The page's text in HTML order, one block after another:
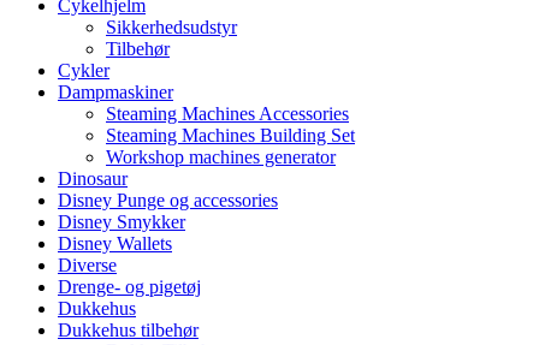
Cykelhjelm
Sikkerhedsudstyr
Tilbehør
Cykler
Dampmaskiner
Steaming Machines Accessories
Steaming Machines Building Set
Workshop machines generator
Dinosaur
Disney Punge og accessories
Disney Smykker
Disney Wallets
Diverse
Drenge- og pigetøj
Dukkehus
Dukkehus tilbehør